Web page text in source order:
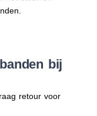
bij
retour voor